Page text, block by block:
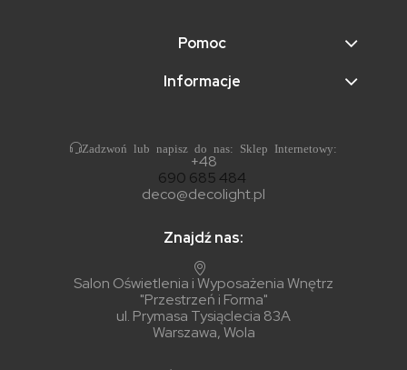
Pomoc
Informacje
Zadzwoń lub napisz do nas: Sklep Internetowy:
+48
690 685 484
deco@decolight.pl
Znajdź nas:
Salon Oświetlenia i Wyposażenia Wnętrz
"Przestrzeń i Forma"
ul. Prymasa Tysiąclecia 83A
Warszawa, Wola